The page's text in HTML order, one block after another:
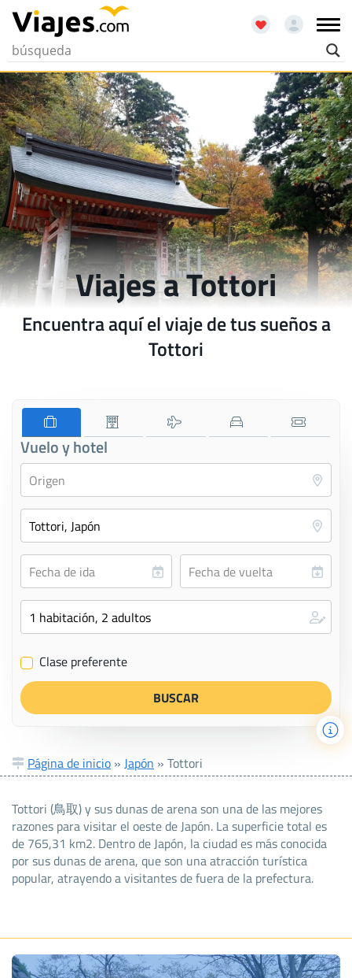
Viajes a Tottori
Encuentra aquí el viaje de tus sueños a
Tottori
Vuelo y hotel
✔ Clase preferente
Página de inicio » Japón » Tottori
Tottori (鳥取) y sus dunas de arena son una de las mejores
razones para visitar el oeste de Japón. La superficie total es
de 765,31 km2. Dentro de Japón, la ciudad es más conocida
por sus dunas de arena, que son una atracción turística
popular, atrayendo a visitantes de fuera de la prefectura.